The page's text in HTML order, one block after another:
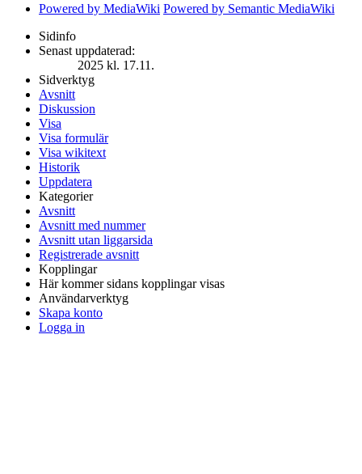
Powered by MediaWiki Powered by Semantic MediaWiki
Sidinfo
Senast uppdaterad:
2025 kl. 17.11.
Sidverktyg
Avsnitt
Diskussion
Visa
Visa formulär
Visa wikitext
Historik
Uppdatera
Kategorier
Avsnitt
Avsnitt med nummer
Avsnitt utan liggarsida
Registrerade avsnitt
Kopplingar
Här kommer sidans kopplingar visas
Användarverktyg
Skapa konto
Logga in